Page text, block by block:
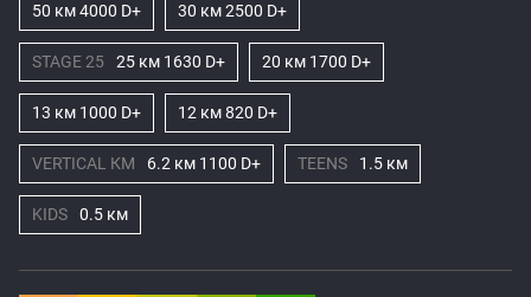
50 км 4000 D+ 30 км 2500 D+
STAGE 25 25 км 1630 D+ 20 км 1700 D+
13 км 1000 D+ 12 км 820 D+
VERTICAL КМ 6.2 км 1100 D+ TEENS 1.5 км
KIDS 0.5 км